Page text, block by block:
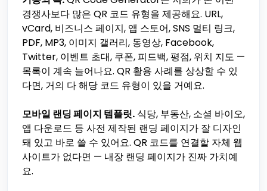
경쟁사보다 많은 QR 코드 유형을 제공해요. URL,
vCard, 비즈니스 페이지, 앱 스토어, SNS 멀티 링크,
PDF, MP3, 이미지 갤러리, 동영상, Facebook,
Twitter, 이벤트 초대, 쿠폰, 피드백, 평점, 위치 지도 —
목록이 계속 늘어나요. QR 활용 사례를 상상할 수 있
다면, 거의 다 해당 코드 유형이 있을 거예요.
모바일 랜딩 페이지 템플릿. 식당, 부동산, 소셜 바이오,
앱 다운로드 등 사전 제작된 랜딩 페이지가 잘 디자인
돼 있고 바로 쓸 수 있어요. QR 코드를 연결할 자체 웹
사이트가 없다면 — 내장 랜딩 페이지가 진짜 가치예
요.